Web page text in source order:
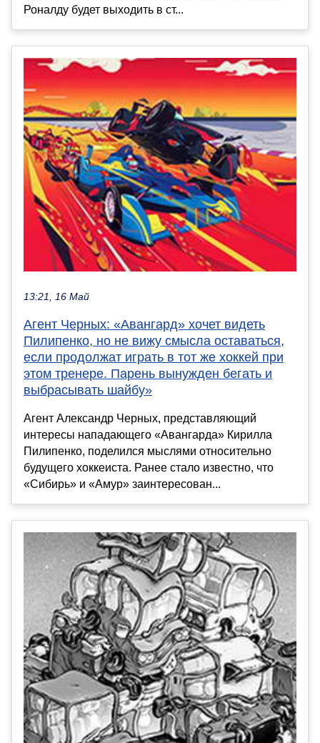
Роналду будет выходить в ст...
13:21, 16 Май
Агент Черных: «Авангард» хочет видеть
Пилипенко, но не вижу смысла оставаться,
если продолжат играть в тот же хоккей при
этом тренере. Парень вынужден бегать и
выбрасывать шайбу»
Агент Александр Черных, представляющий
интересы нападающего «Авангарда» Кирилла
Пилипенко, поделился мыслями относительно
будущего хоккеиста. Ранее стало известно, что
«Сибирь» и «Амур» заинтересован...